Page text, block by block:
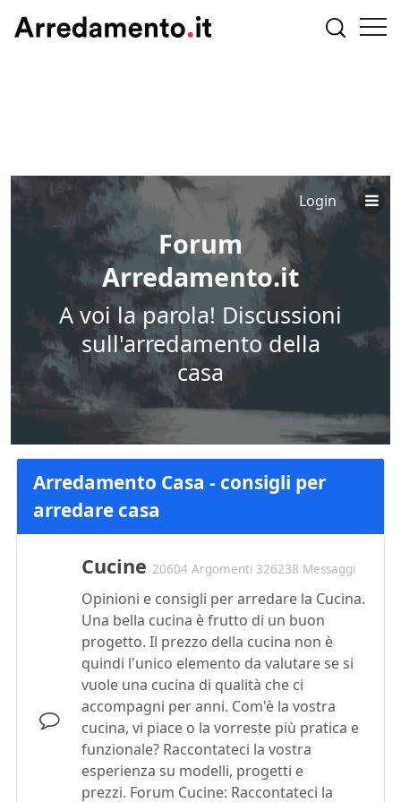
Login
Forum
Arredamento.it
A voi la parola! Discussioni
sull'arredamento della
casa
Arredamento Casa - consigli per
arredare casa
Cucine 20604 Argomenti 326238 Messaggi
Opinioni e consigli per arredare la Cucina.
Una bella cucina è frutto di un buon
progetto. Il prezzo della cucina non è
quindi l'unico elemento da valutare se si
vuole una cucina di qualità che ci
accompagni per anni. Com'è la vostra
cucina, vi piace o la vorreste più pratica e
funzionale? Raccontateci la vostra
esperienza su modelli, progetti e
prezzi. Forum Cucine: Raccontateci la